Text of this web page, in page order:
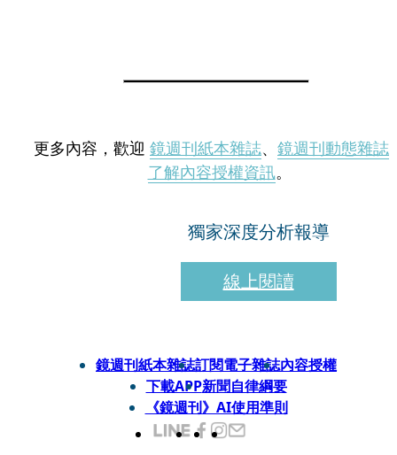
更多內容，歡迎 鏡週刊紙本雜誌、 鏡週刊動態雜誌
了解內容授權資訊。
獨家深度分析報導
線上閱讀
鏡週刊紙本雜誌訂閱電子雜誌內容授權
下載APP新聞自律綱要
《鏡週刊》AI使用準則